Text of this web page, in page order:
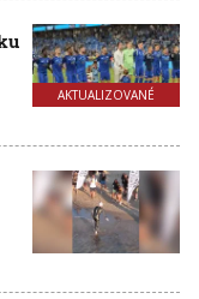
AKTUALIZOVANÉ